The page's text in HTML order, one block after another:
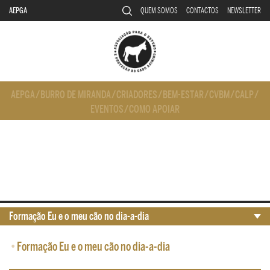
AEPGA QUEM SOMOS CONTACTOS NEWSLETTER
AEPGA/ BURRO DE MIRANDA/CRIADORES/ BEM-ESTAR/CVBM/CALP/
EVENTOS/COMO APOIAR
• Formação Eu e o meu cão no dia-a-dia
Formação Eu e o meu cão no dia-a-dia